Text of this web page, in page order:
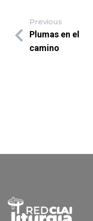
Previous
Plumas en el
camino